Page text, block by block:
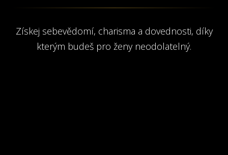
Získej sebevědomí, charisma a dovednosti, díky
kterým budeš pro ženy neodolatelný.